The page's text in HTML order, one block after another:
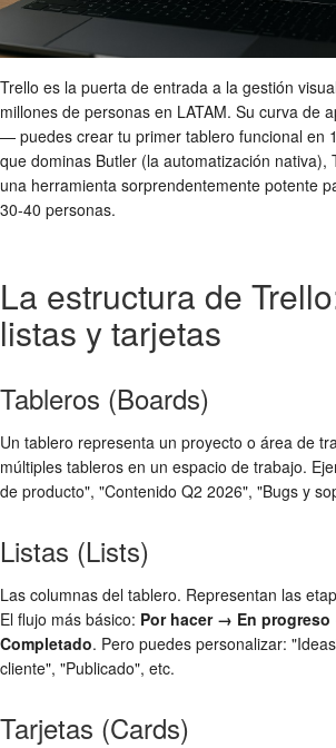
Trello es la puerta de entrada a la gestión
millones de personas en LATAM. Su curva de
— puedes crear tu primer tablero funcional en
que dominas Butler (la automatización nativa),
una herramienta sorprendentemente potente
30-40 personas.
La estructura de
listas y tarjetas
Tableros (Boards)
Un tablero representa un proyecto o área de
múltiples tableros en un espacio de trabajo.
de producto", "Contenido Q2 2026", "Bugs y
Listas (Lists)
Las columnas del tablero. Representan las
El flujo más básico: Por hacer → En
Completado. Pero puedes personalizar:
cliente", "Publicado", etc.
Tarjetas (Cards)